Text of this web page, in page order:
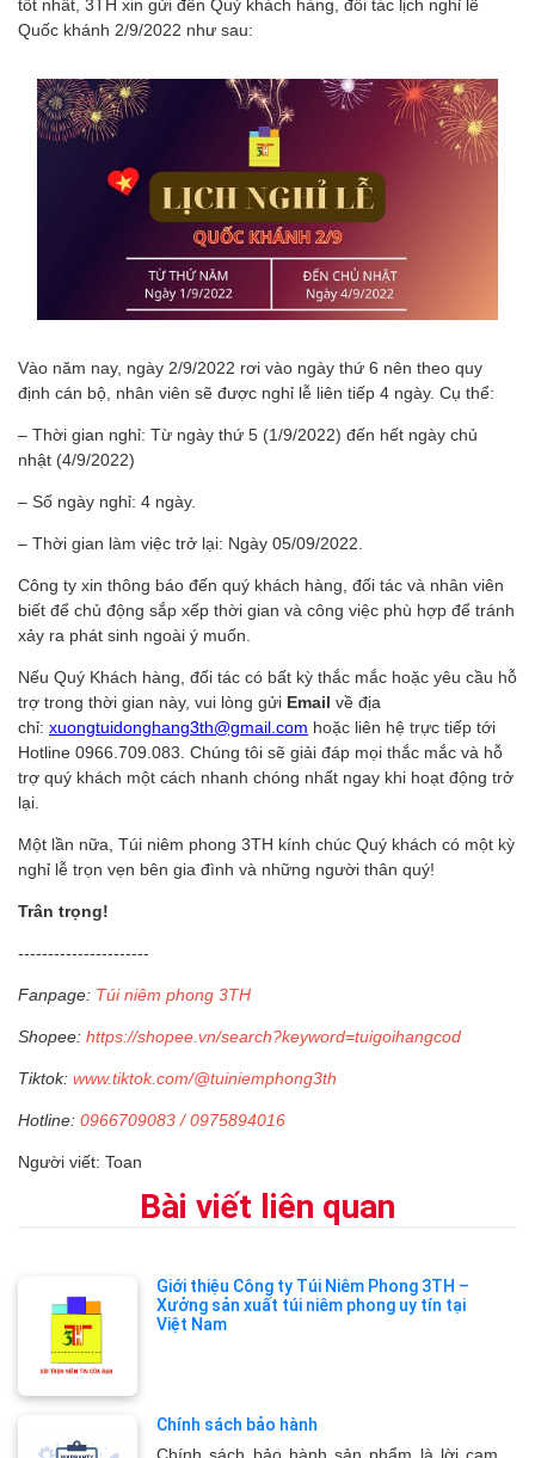
tốt nhất, 3TH xin gửi đến Quý khách hàng, đối tác lịch nghỉ lễ
Quốc khánh 2/9/2022 như sau:
Vào năm nay, ngày 2/9/2022 rơi vào ngày thứ 6 nên theo quy
định cán bộ, nhân viên sẽ được nghỉ lễ liên tiếp 4 ngày. Cụ thể:
– Thời gian nghỉ: Từ ngày thứ 5 (1/9/2022) đến hết ngày chủ
nhật (4/9/2022)
– Số ngày nghỉ: 4 ngày.
– Thời gian làm việc trở lại: Ngày 05/09/2022.
Công ty xin thông báo đến quý khách hàng, đối tác và nhân viên
biết để chủ động sắp xếp thời gian và công việc phù hợp để tránh
xảy ra phát sinh ngoài ý muốn.
Nếu Quý Khách hàng, đối tác có bất kỳ thắc mắc hoặc yêu cầu hỗ
trợ trong thời gian này, vui lòng gửi Email về địa
chỉ: xuongtuidonghang3th@gmail.com hoặc liên hệ trực tiếp tới
Hotline 0966.709.083. Chúng tôi sẽ giải đáp mọi thắc mắc và hỗ
trợ quý khách một cách nhanh chóng nhất ngay khi hoạt động trở
lại.
Một lần nữa, Túi niêm phong 3TH kính chúc Quý khách có một kỳ
nghỉ lễ trọn vẹn bên gia đình và những người thân quý!
Trân trọng!
----------------------
Fanpage: Túi niêm phong 3TH
Shopee: https://shopee.vn/search?keyword=tuigoihangcod
Tiktok: www.tiktok.com/@tuiniemphong3th
Hotline: 0966709083 / 0975894016
Người viết: Toan
Bài viết liên quan
Giới thiệu Công ty Túi Niêm Phong 3TH –
Xưởng sản xuất túi niêm phong uy tín tại
Việt Nam
Chính sách bảo hành